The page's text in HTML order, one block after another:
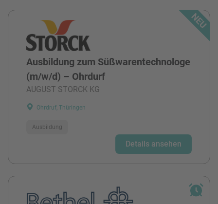
Ausbildung zum Süßwarentechnologe
(m/w/d) – Ohrdurf
AUGUST STORCK KG
Ohrdruf, Thüringen
Ausbildung
Details ansehen